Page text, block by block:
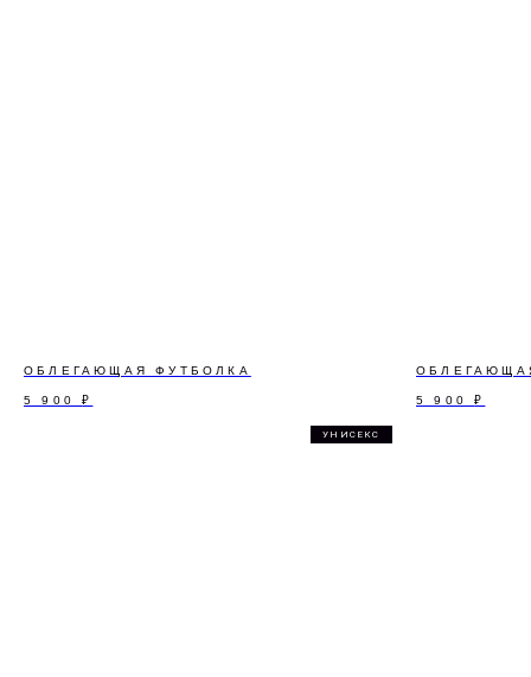
ОБЛЕГАЮЩАЯ ФУТБОЛКА
5 900 ₽ 5 900 ₽
УНИСЕКС